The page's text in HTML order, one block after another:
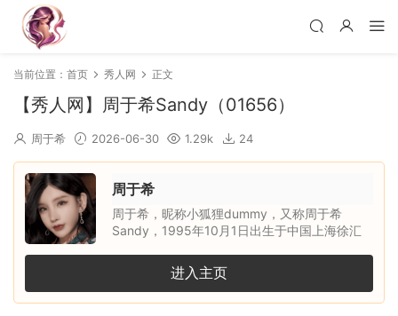
当前位置： 首页 秀人网 正文
【秀人网】周于希Sandy（01656）
周于希 2026-06-30 1.29k 24
周于希
周于希，昵称小狐狸dummy，又称周于希
Sandy，1995年10月1日出生于中国上海徐汇
B88/W60/H86，毕业于上海交通大学医学院中
医学专业。她是内地平面模特、一直播女主播，
进入主页